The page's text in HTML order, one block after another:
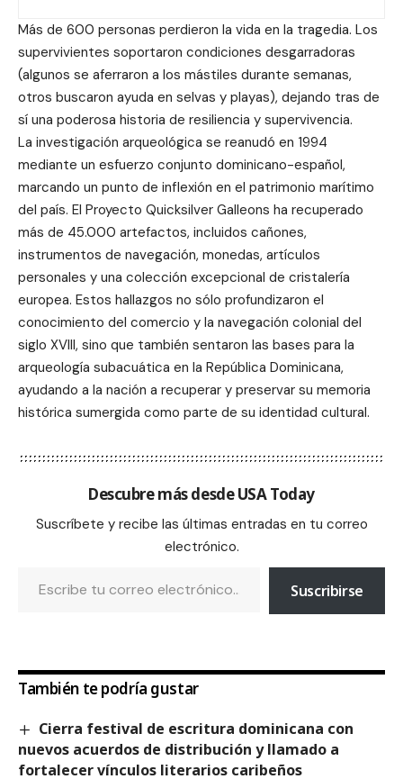
Más de 600 personas perdieron la vida en la tragedia. Los
supervivientes soportaron condiciones desgarradoras
(algunos se aferraron a los mástiles durante semanas,
otros buscaron ayuda en selvas y playas), dejando tras de
sí una poderosa historia de resiliencia y supervivencia.
La investigación arqueológica se reanudó en 1994
mediante un esfuerzo conjunto dominicano-español,
marcando un punto de inflexión en el patrimonio marítimo
del país. El Proyecto Quicksilver Galleons ha recuperado
más de 45.000 artefactos, incluidos cañones,
instrumentos de navegación, monedas, artículos
personales y una colección excepcional de cristalería
europea. Estos hallazgos no sólo profundizaron el
conocimiento del comercio y la navegación colonial del
siglo XVIII, sino que también sentaron las bases para la
arqueología subacuática en la República Dominicana,
ayudando a la nación a recuperar y preservar su memoria
histórica sumergida como parte de su identidad cultural.
Descubre más desde USA Today
Suscríbete y recibe las últimas entradas en tu correo
electrónico.
Suscribirse
También te podría gustar
Cierra festival de escritura dominicana con
nuevos acuerdos de distribución y llamado a
fortalecer vínculos literarios caribeños